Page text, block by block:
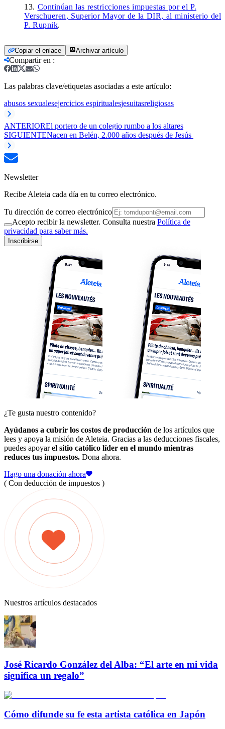
Continúan las restricciones impuestas por el P.
Verschueren, Superior Mayor de la DIR, al ministerio del
P. Rupnik.
Copiar el enlace Archivar artículo
Compartir en :
Las palabras clave/etiquetas asociadas a este artículo:
abusos sexualesejercicios espiritualesjesuitasreligiosas
ANTERIOREl portero de un colegio rumbo a los altares
SIGUIENTENacen en Belén, 2.000 años después de Jesús
Newsletter
Recibe Aleteia cada día en tu correo electrónico.
Tu dirección de correo electrónico
Acepto recibir la newsletter. Consulta nuestra Política de
privacidad para saber más.
Inscribirse
¿Te gusta nuestro contenido?
Ayúdanos a cubrir los costos de producción de los artículos que
lees y apoya la misión de Aleteia. Gracias a las deducciones fiscales,
puedes apoyarel sitio católico líder en el mundo mientras
reduces tus impuestos. Dona ahora.
Hago una donación ahora
( Con deducción de impuestos )
Nuestros artículos destacados
José Ricardo González del Alba: “El arte en mi vida
significa un regalo”
Cómo difunde su fe esta artista católica en Japón